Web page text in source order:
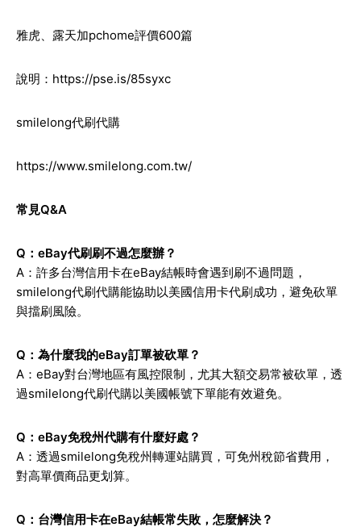
雅虎、露天加pchome評價600篇
說明： https://pse.is/85syxc
smilelong代刷代購
https://www.smilelong.com.tw/
常見Q&A
Q：eBay代刷刷不過怎麼辦？
A：許多台灣信用卡在eBay結帳時會遇到刷不過問題，
smilelong代刷代購能協助以美國信用卡代刷成功，避免砍單
與擋刷風險。
Q：為什麼我的eBay訂單被砍單？
A：eBay對台灣地區有風控限制，尤其大額交易常被砍單，透
過smilelong代刷代購以美國帳號下單能有效避免。
Q：eBay免稅州代購有什麼好處？
A：透過smilelong免稅州轉運站購買，可免州稅節省費用，
對高單價商品更划算。
Q：台灣信用卡在eBay結帳常失敗，怎麼解決？